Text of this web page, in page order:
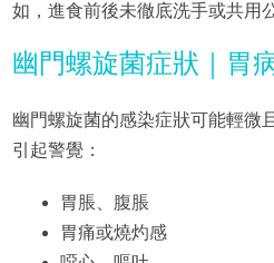
如，進食前後未徹底洗手或共用
幽門螺旋菌症狀｜胃
幽門螺旋菌的感染症狀可能輕微
引起警覺：
胃脹、腹脹
胃痛或燒灼感